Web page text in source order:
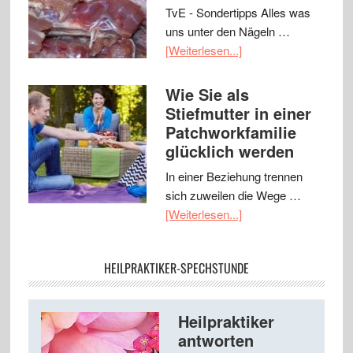
TvE - Sondertipps Alles was
uns unter den Nägeln …
[Weiterlesen...]
Wie Sie als
Stiefmutter in einer
Patchworkfamilie
glücklich werden
In einer Beziehung trennen
sich zuweilen die Wege …
[Weiterlesen...]
HEILPRAKTIKER-SPECHSTUNDE
Heilpraktiker
antworten